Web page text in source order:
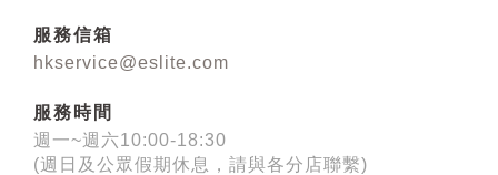
服務信箱
hkservice@eslite.com
服務時間
週一~週六10:00-18:30
(週日及公眾假期休息，請與各分店聯繫)